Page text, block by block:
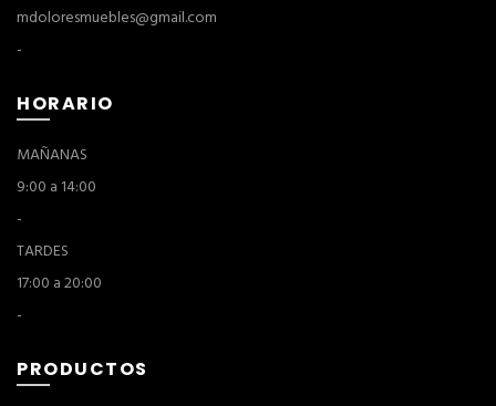
mdoloresmuebles@gmail.com
-
HORARIO
MAÑANAS
9:00 a 14:00
-
TARDES
17:00 a 20:00
-
PRODUCTOS